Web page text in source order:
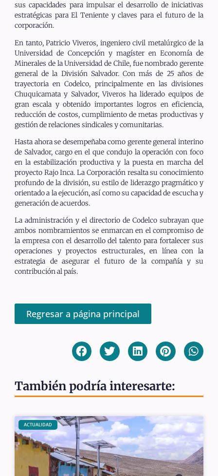
sus capacidades para impulsar el desarrollo de iniciativas
estratégicas para El Teniente y claves para el futuro de la
corporación.
En tanto, Patricio Viveros, ingeniero civil metalúrgico de la
Universidad de Concepción y magíster en Economía de
Minerales de la Universidad de Chile, fue nombrado gerente
general de la División Salvador. Con más de 25 años de
trayectoria en Codelco, principalmente en las divisiones
Chuquicamata y Salvador, Viveros ha liderado equipos de
gran escala y obtenido importantes logros en eficiencia,
reducción de costos, cumplimiento de metas productivas y
gestión de relaciones sindicales y comunitarias.
Hasta ahora se desempeñaba como gerente general interino
de Salvador, cargo en el que condujo la operación con foco
en la estabilización productiva y la puesta en marcha del
proyecto Rajo Inca. La Corporación resalta su conocimiento
profundo de la división, su estilo de liderazgo pragmático y
orientado a la ejecución, así como su capacidad de escucha y
generación de acuerdos.
La administración y el directorio de Codelco subrayan que
ambos nombramientos se enmarcan en el compromiso de
la empresa con el desarrollo del talento para fortalecer sus
operaciones y proyectos estructurales, en línea con la
estrategia de asegurar el futuro de la compañía y su
contribución al país.
Regresar a página principal
También podría interesarte:
ACTUALIDAD